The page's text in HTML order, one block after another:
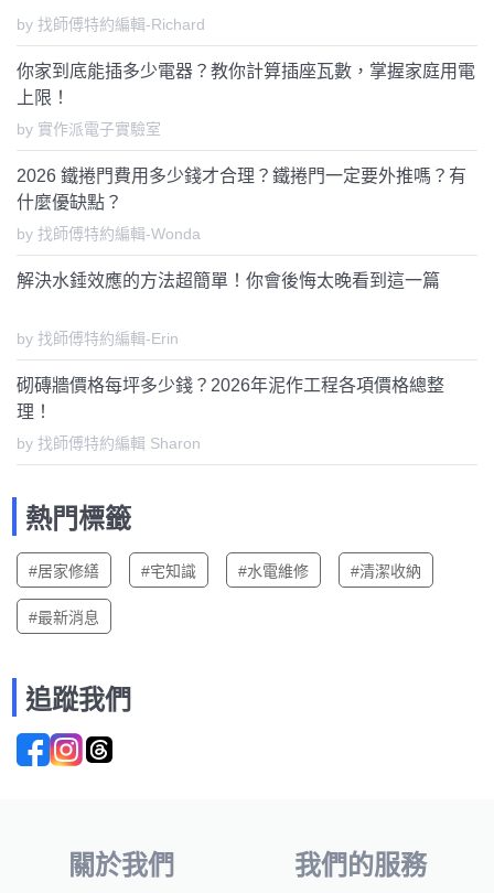
by 找師傅特約編輯-Richard
你家到底能插多少電器？教你計算插座瓦數，掌握家庭用電
上限！
by 實作派電子實驗室
2026 鐵捲門費用多少錢才合理？鐵捲門一定要外推嗎？有
什麼優缺點？
by 找師傅特約編輯-Wonda
解決水錘效應的方法超簡單！你會後悔太晚看到這一篇
by 找師傅特約編輯-Erin
砌磚牆價格每坪多少錢？2026年泥作工程各項價格總整
理！
by 找師傅特約編輯 Sharon
熱門標籤
#居家修繕 #宅知識 #水電維修 #清潔收納
#最新消息
追蹤我們
關於我們 我們的服務